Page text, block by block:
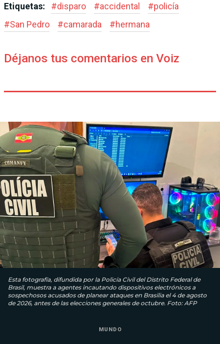
Etiquetas: #disparo #accidental #policía
#San Pedro #camarada #hermana
Déjanos tus comentarios en Voiz
Esta fotografía, difundida por la Policía Civil del Distrito Federal de
Brasil, muestra a agentes incautando dispositivos electrónicos a
sospechosos acusados ​​de planear ataques en Brasilia el 4 de agosto
de 2026, antes de las elecciones generales de octubre. Foto: AFP
MUNDO